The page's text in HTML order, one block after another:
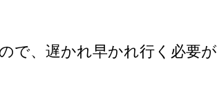
で、遅かれ早かれ行く必要が